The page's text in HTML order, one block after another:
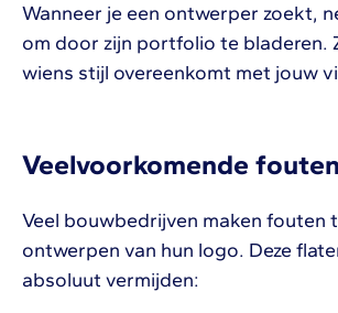
Wanneer je een ontwerper zoekt,
om door zijn portfolio te bladeren.
wiens stijl overeenkomt met jouw
Veelvoorkomende fouten
Veel bouwbedrijven maken fouten
ontwerpen van hun logo. Deze
absoluut vermijden: